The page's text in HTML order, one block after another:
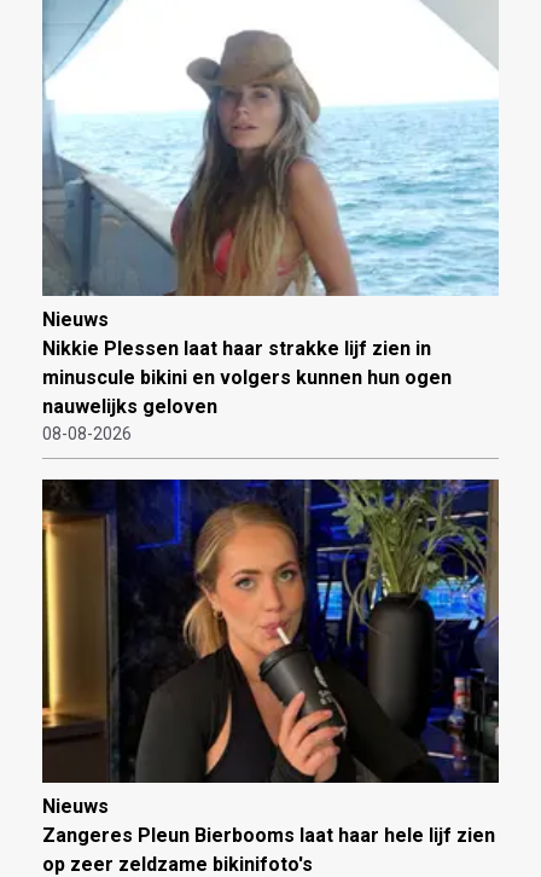
Nieuws
Nikkie Plessen laat haar strakke lijf zien in
minuscule bikini en volgers kunnen hun ogen
nauwelijks geloven
08-08-2026
Nieuws
Zangeres Pleun Bierbooms laat haar hele lijf zien
op zeer zeldzame bikinifoto's